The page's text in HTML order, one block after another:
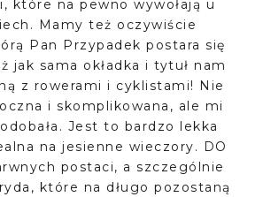
które na pewno wywołają u
Mamy też oczywiście
Pan Przypadek postara się
jak sama okładka i tytuł nam
z rowerami i cyklistami! Nie
i skomplikowana, ale mi
Jest to bardzo lekka
na jesienne wieczory. DO
postaci, a szczególnie
które na długo pozostaną